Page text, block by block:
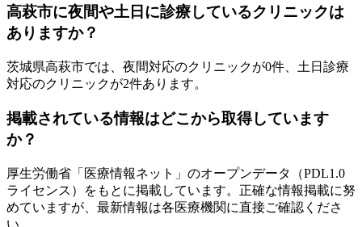
高萩市に夜間や土日に診療しているクリニックは
ありますか？
茨城県高萩市では、夜間対応のクリニックが0件、土日診療
対応のクリニックが2件あります。
掲載されている情報はどこから取得しています
か？
厚生労働省「医療情報ネット」のオープンデータ（PDL1.0
ライセンス）をもとに掲載しています。正確な情報掲載に努
めていますが、最新情報は各医療機関に直接ご確認くださ
い。